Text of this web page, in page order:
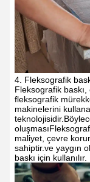
4. Fleksografik
Fleksografik
fleksografik
makinelerini
maliyet, çevre
sahiptir.ve yaygın
baskı için kullanılır.